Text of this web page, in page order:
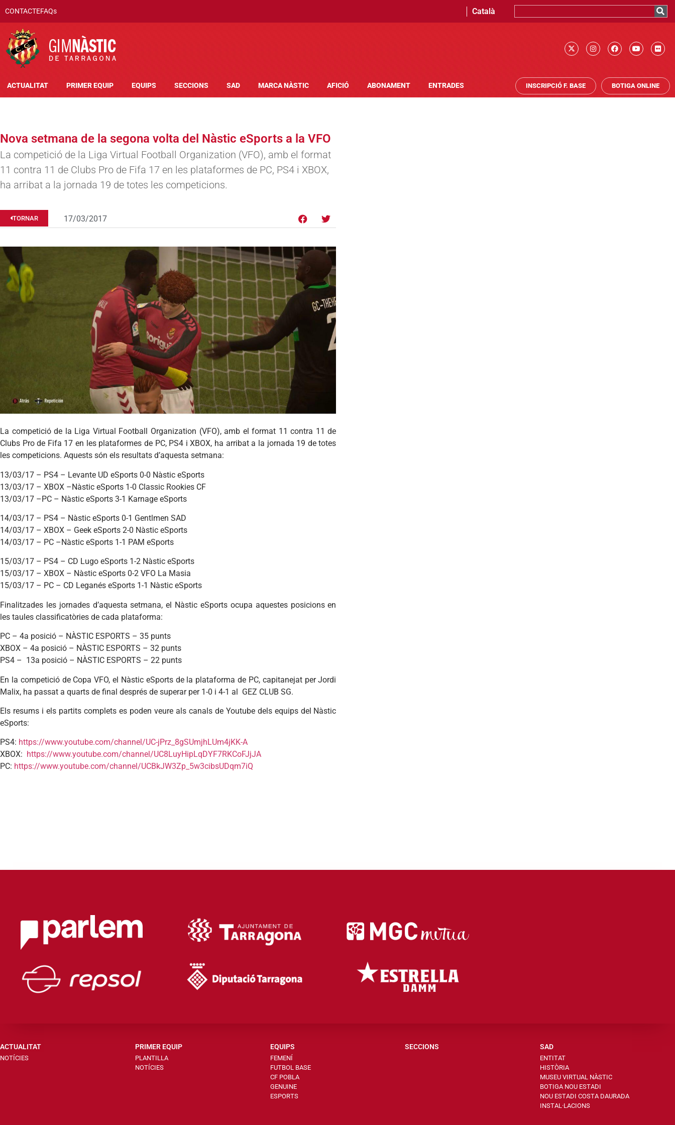
CONTACTEFAQs Català
ACTUALITAT PRIMER EQUIP EQUIPS SECCIONS SAD MARCA NÀSTIC AFICIÓ ABONAMENT ENTRADES INSCRIPCIÓ F. BASE BOTIGA ONLINE
Nova setmana de la segona volta del Nàstic eSports a la VFO
La competició de la Liga Virtual Football Organization (VFO), amb el format
11 contra 11 de Clubs Pro de Fifa 17 en les plataformes de PC, PS4 i XBOX,
ha arribat a la jornada 19 de totes les competicions.
TORNAR 17/03/2017
La competició de la Liga Virtual Football Organization (VFO), amb el format 11 contra 11 de
Clubs Pro de Fifa 17 en les plataformes de PC, PS4 i XBOX, ha arribat a la jornada 19 de totes
les competicions. Aquests són els resultats d’aquesta setmana:
13/03/17 – PS4 – Levante UD eSports 0-0 Nàstic eSports
13/03/17 – XBOX –Nàstic eSports 1-0 Classic Rookies CF
13/03/17 –PC – Nàstic eSports 3-1 Karnage eSports
14/03/17 – PS4 – Nàstic eSports 0-1 Gentlmen SAD
14/03/17 – XBOX – Geek eSports 2-0 Nàstic eSports
14/03/17 – PC –Nàstic eSports 1-1 PAM eSports
15/03/17 – PS4 – CD Lugo eSports 1-2 Nàstic eSports
15/03/17 – XBOX – Nàstic eSports 0-2 VFO La Masia
15/03/17 – PC – CD Leganés eSports 1-1 Nàstic eSports
Finalitzades les jornades d’aquesta setmana, el Nàstic eSports ocupa aquestes posicions en
les taules classificatòries de cada plataforma:
PC – 4a posició – NÀSTIC ESPORTS – 35 punts
XBOX – 4a posició – NÀSTIC ESPORTS – 32 punts
PS4 – 13a posició – NÀSTIC ESPORTS – 22 punts
En la competició de Copa VFO, el Nàstic eSports de la plataforma de PC, capitanejat per Jordi
Malix, ha passat a quarts de final després de superar per 1-0 i 4-1 al GEZ CLUB SG.
Els resums i els partits complets es poden veure als canals de Youtube dels equips del Nàstic
eSports:
PS4: https://www.youtube.com/channel/UC-jPrz_8gSUmjhLUm4jKK-A
XBOX: https://www.youtube.com/channel/UC8LuyHipLqDYF7RKCoFJjJA
PC: https://www.youtube.com/channel/UCBkJW3Zp_5w3cibsUDqm7iQ
ACTUALITAT
NOTÍCIES
PRIMER EQUIP
PLANTILLA
NOTÍCIES
EQUIPS
FEMENÍ
FUTBOL BASE
CF POBLA
GENUINE
ESPORTS
SECCIONS SAD
ENTITAT
HISTÒRIA
MUSEU VIRTUAL NÀSTIC
BOTIGA NOU ESTADI
NOU ESTADI COSTA DAURADA
INSTAL·LACIONS